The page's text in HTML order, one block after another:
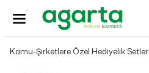
Kamu-Şirketlere Özel Hediyelik Setler